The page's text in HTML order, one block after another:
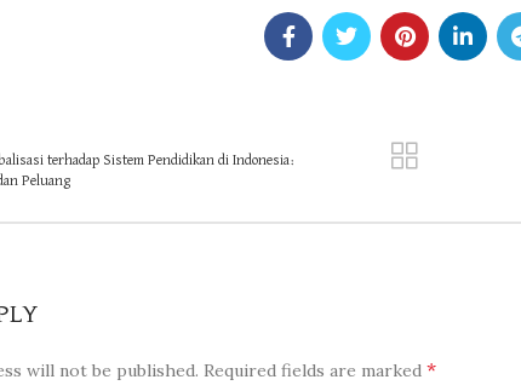
terhadap Sistem Pendidikan di Indonesia:
Peluang
will not be published. Required fields are marked *